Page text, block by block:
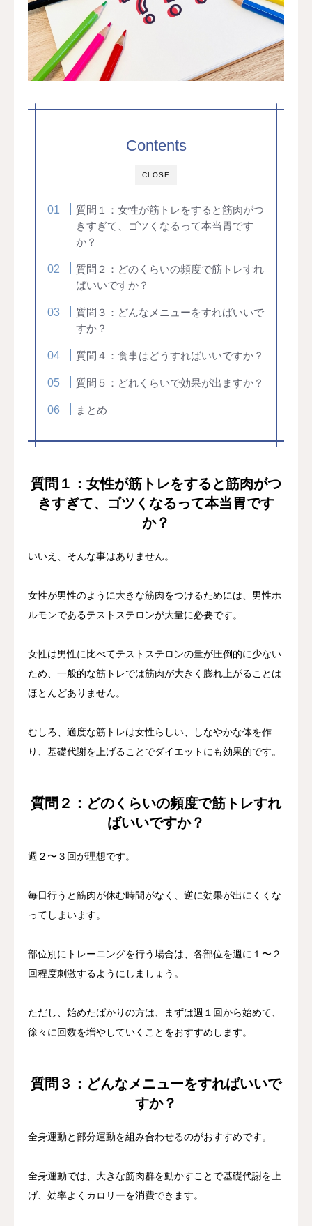
CLOSE
Contents
質問１：女性が筋トレをすると筋肉がつ
きすぎて、ゴツくなるって本当胃です
か？
質問２：どのくらいの頻度で筋トレすれ
ばいいですか？
質問３：どんなメニューをすればいいで
すか？
質問４：食事はどうすればいいですか？
質問５：どれくらいで効果が出ますか？
まとめ
質問１：女性が筋トレをすると筋肉がつ
きすぎて、ゴツくなるって本当胃です
か？
いいえ、そんな事はありません。
女性が男性のように大きな筋肉をつけるためには、男性ホ
ルモンであるテストステロンが大量に必要です。
女性は男性に比べてテストステロンの量が圧倒的に少ない
ため、一般的な筋トレでは筋肉が大きく膨れ上がることは
ほとんどありません。
むしろ、適度な筋トレは女性らしい、しなやかな体を作
り、基礎代謝を上げることでダイエットにも効果的です。
質問２：どのくらいの頻度で筋トレすれ
ばいいですか？
週２〜３回が理想です。
毎日行うと筋肉が休む時間がなく、逆に効果が出にくくな
ってしまいます。
部位別にトレーニングを行う場合は、各部位を週に１〜２
回程度刺激するようにしましょう。
ただし、始めたばかりの方は、まずは週１回から始めて、
徐々に回数を増やしていくことをおすすめします。
質問３：どんなメニューをすればいいで
すか？
全身運動と部分運動を組み合わせるのがおすすめです。
全身運動では、大きな筋肉群を動かすことで基礎代謝を上
げ、効率よくカロリーを消費できます。